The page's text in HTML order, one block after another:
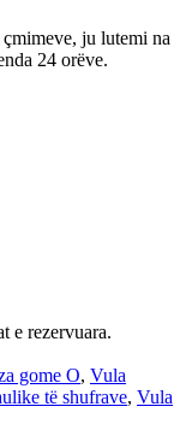
ju lutemi na
24 orëve.
e rezervuara.
gome O, Vula
të shufrave, Vula